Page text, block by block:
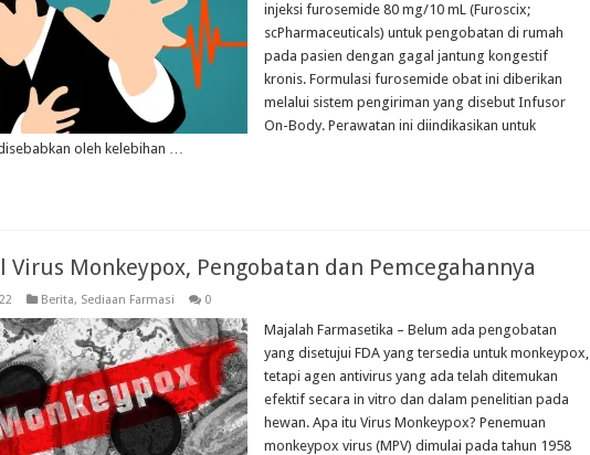
injeksi furosemide 80 mg/10 mL (Furoscix;
scPharmaceuticals) untuk pengobatan di rumah
pada pasien dengan gagal jantung kongestif
kronis. Formulasi furosemide obat ini diberikan
melalui sistem pengiriman yang disebut Infusor
On-Body. Perawatan ini diindikasikan untuk
oleh kelebihan …
Virus Monkeypox, Pengobatan dan Pemcegahannya
Berita, Sediaan Farmasi 0
Majalah Farmasetika – Belum ada pengobatan
yang disetujui FDA yang tersedia untuk monkeypox,
tetapi agen antivirus yang ada telah ditemukan
efektif secara in vitro dan dalam penelitian pada
hewan. Apa itu Virus Monkeypox? Penemuan
monkeypox virus (MPV) dimulai pada tahun 1958